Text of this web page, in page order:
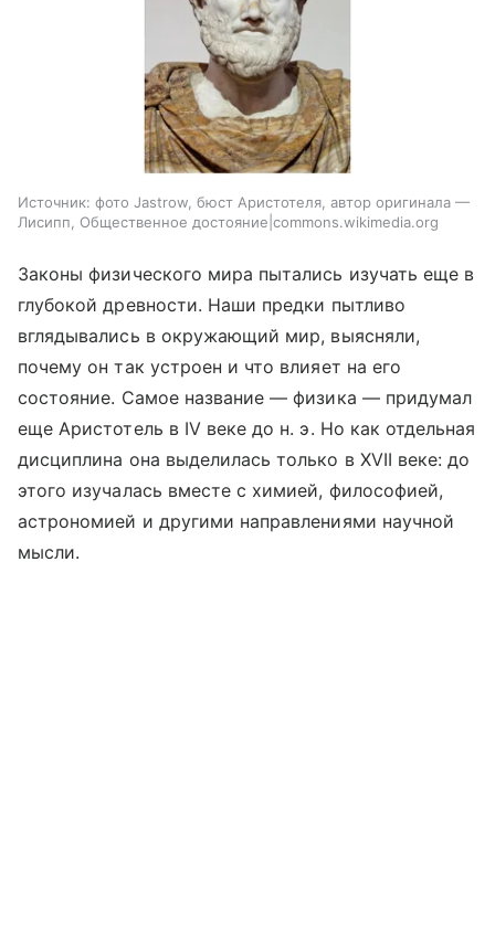
Источник: фото Jastrow, бюст Аристотеля, автор оригинала —
Лисипп, Общественное достояние|commons.wikimedia.org
Законы физического мира пытались изучать еще в
глубокой древности. Наши предки пытливо
вглядывались в окружающий мир, выясняли,
почему он так устроен и что влияет на его
состояние. Самое название — физика — придумал
еще Аристотель в IV веке до н. э. Но как отдельная
дисциплина она выделилась только в XVII веке: до
этого изучалась вместе с химией, философией,
астрономией и другими направлениями научной
мысли.